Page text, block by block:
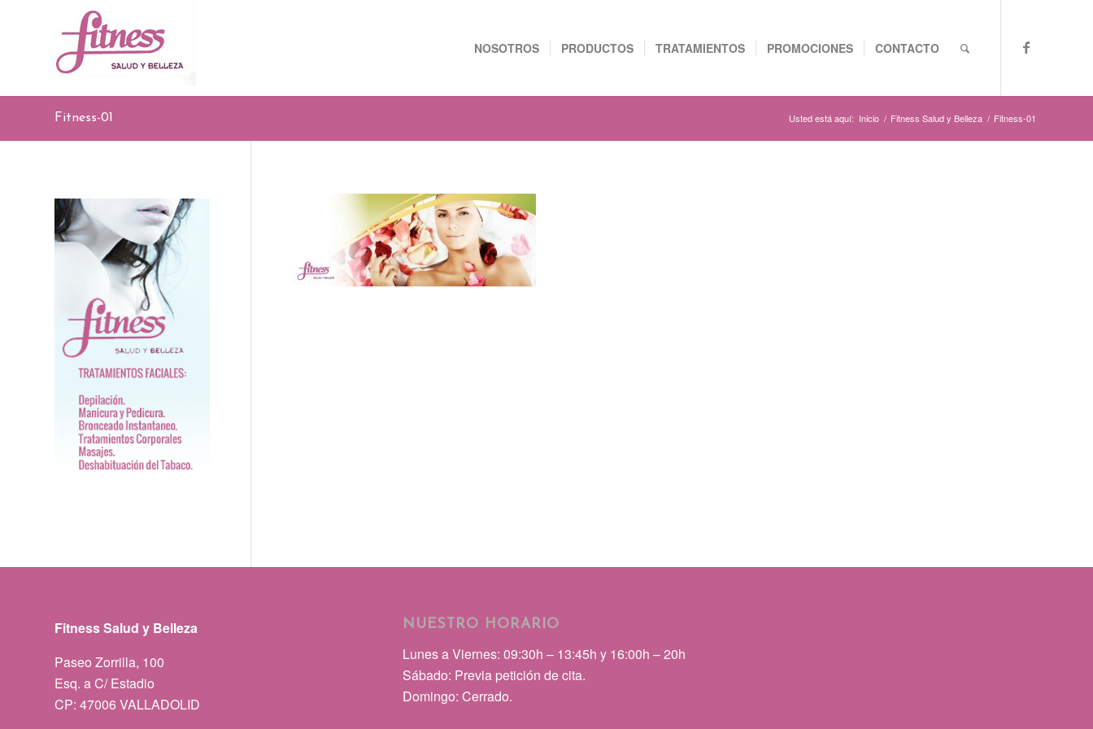
NOSOTROS PRODUCTOS TRATAMIENTOS PROMOCIONES CONTACTO
Fitness-01 Usted está aquí: Inicio / Fitness Salud y Belleza / Fitness-01
Fitness Salud y Belleza
Paseo Zorrilla, 100
Esq. a C/ Estadio
CP: 47006 VALLADOLID
NUESTRO HORARIO
Lunes a Viernes: 09:30h – 13:45h y 16:00h – 20h
Sábado: Previa petición de cita.
Domingo: Cerrado.